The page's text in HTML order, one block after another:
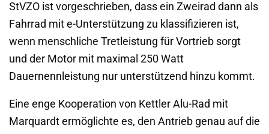
StVZO ist vorgeschrieben, dass ein Zweirad dann als
Fahrrad mit e-Unterstützung zu klassifizieren ist,
wenn menschliche Tretleistung für Vortrieb sorgt
und der Motor mit maximal 250 Watt
Dauernennleistung nur unterstützend hinzu kommt.
Eine enge Kooperation von Kettler Alu-Rad mit
Marquardt ermöglichte es, den Antrieb genau auf die